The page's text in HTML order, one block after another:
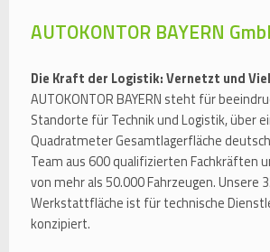
AUTOKONTOR BAYERN
Die Kraft der Logistik: Vernetzt und
AUTOKONTOR BAYERN steht für
Standorte für Technik und Logistik, über
Quadratmeter Gesamtlagerfläche
Team aus 600 qualifizierten Fachkräften
von mehr als 50.000 Fahrzeugen. Unsere
Werkstattfläche ist für technische
konzipiert.